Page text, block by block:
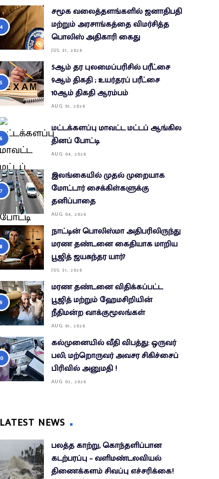
சமூக வலைத்தளங்களில் ஜனாதிபதி
மற்றும் அரசாங்கத்தை விமர்சித்த
பொலிஸ் அதிகாரி கைது
JUL 31, 2026
5ஆம் தர புலமைப்பரிசில் பரீட்சை
9ஆம் திகதி ; உயர்தரப் பரீட்சை
10ஆம் திகதி ஆரம்பம்
AUG 01, 2026
மட்டக்களப்பு மாவட்ட மட்டப் ஆங்கில
தினப் போட்டி
AUG 04, 2026
இலங்கையில் முதல் முறையாக
மோட்டார் சைக்கிள்களுக்கு
தனிப்பாதை
AUG 04, 2026
நாட்டின் பொலிஸ்மா அதிபரிலிருந்து
மரண தண்டனை கைதியாக மாறிய
பூஜித் ஜயசுந்தர யார்?
JUL 31, 2026
மரண தண்டனை விதிக்கப்பட்ட
பூஜித் மற்றும் ஹேமசிறியின்
நீதிமன்ற வாக்குமூலங்கள்
AUG 01, 2026
கல்முனையில் வீதி விபத்து: ஒருவர்
பலி; மற்றொருவர் அவசர சிகிச்சைப்
பிரிவில் அனுமதி !
AUG 02, 2026
LATEST NEWS
பலத்த காற்று, கொந்தளிப்பான
கடற்பரப்பு – வளிமண்டலவியல்
திணைக்களம் சிவப்பு எச்சரிக்கை!